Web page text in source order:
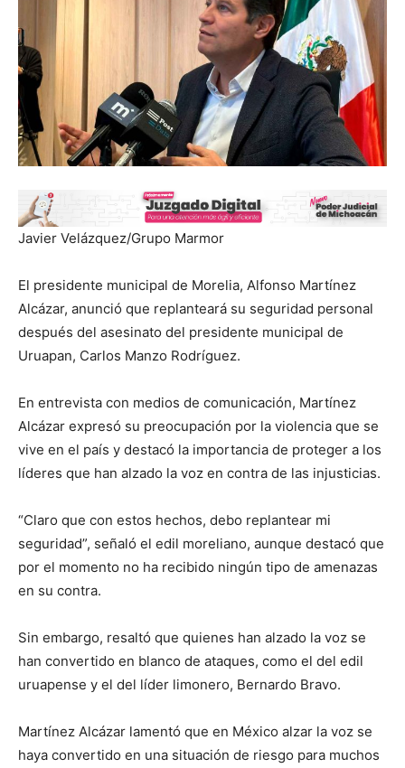
Javier Velázquez/Grupo Marmor
El presidente municipal de Morelia, Alfonso Martínez
Alcázar, anunció que replanteará su seguridad personal
después del asesinato del presidente municipal de
Uruapan, Carlos Manzo Rodríguez.
En entrevista con medios de comunicación, Martínez
Alcázar expresó su preocupación por la violencia que se
vive en el país y destacó la importancia de proteger a los
líderes que han alzado la voz en contra de las injusticias.
“Claro que con estos hechos, debo replantear mi
seguridad”, señaló el edil moreliano, aunque destacó que
por el momento no ha recibido ningún tipo de amenazas
en su contra.
Sin embargo, resaltó que quienes han alzado la voz se
han convertido en blanco de ataques, como el del edil
uruapense y el del líder limonero, Bernardo Bravo.
Martínez Alcázar lamentó que en México alzar la voz se
haya convertido en una situación de riesgo para muchos